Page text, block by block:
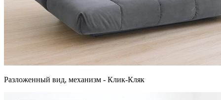
Разложенный вид, механизм - Клик-Кляк